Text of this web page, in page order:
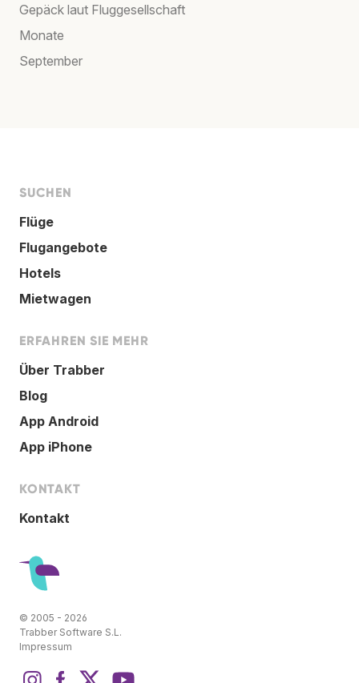
Gepäck laut Fluggesellschaft
Monate
September
SUCHEN
Flüge
Flugangebote
Hotels
Mietwagen
ERFAHREN SIE MEHR
Über Trabber
Blog
App Android
App iPhone
KONTAKT
Kontakt
© 2005 - 2026
Trabber Software S.L.
Impressum